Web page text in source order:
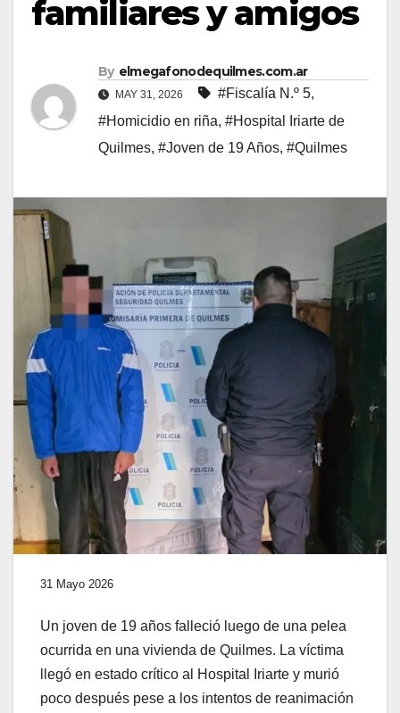
familiares y amigos
By elmegafonodequilmes.com.ar
MAY 31, 2026 #Fiscalía N.º 5,
#Homicidio en riña, #Hospital Iriarte de
Quilmes, #Joven de 19 Años, #Quilmes
31 Mayo 2026
Un joven de 19 años falleció luego de una pelea
ocurrida en una vivienda de Quilmes. La víctima
llegó en estado crítico al Hospital Iriarte y murió
poco después pese a los intentos de reanimación